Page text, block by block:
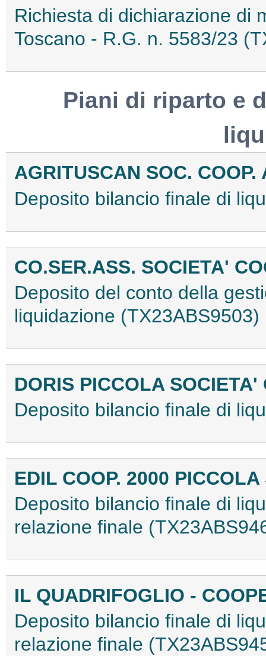
Richiesta di dichiarazione di
Toscano - R.G. n. 5583/23
Piani di riparto e
AGRITUSCAN SOC.
Deposito bilancio finale di
CO.SER.ASS. SOCIETA'
Deposito del conto della
liquidazione (TX23ABS9503)
DORIS PICCOLA SOCIETA'
Deposito bilancio finale di
EDIL COOP. 2000
Deposito bilancio finale di
relazione finale
IL QUADRIFOGLIO -
Deposito bilancio finale di
relazione finale